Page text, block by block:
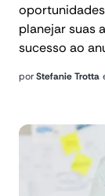
planejar suas
sucesso ao
porStefanie Trotta